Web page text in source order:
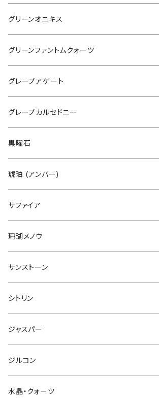
グリーンオニキス
グリーンファントムクォーツ
グレープアゲート
グレープカルセドニー
黒曜石
琥珀 (アンバー)
サファイア
珊瑚メノウ
サンストーン
シトリン
ジャスパー
ジルコン
水晶・クォーツ